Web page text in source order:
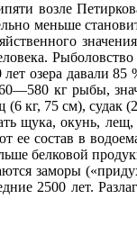
возле
меньше
озера давали
кг рыбы,
75 см), судак
щука, окунь,
состав в
белковой
заморы
2500 лет.